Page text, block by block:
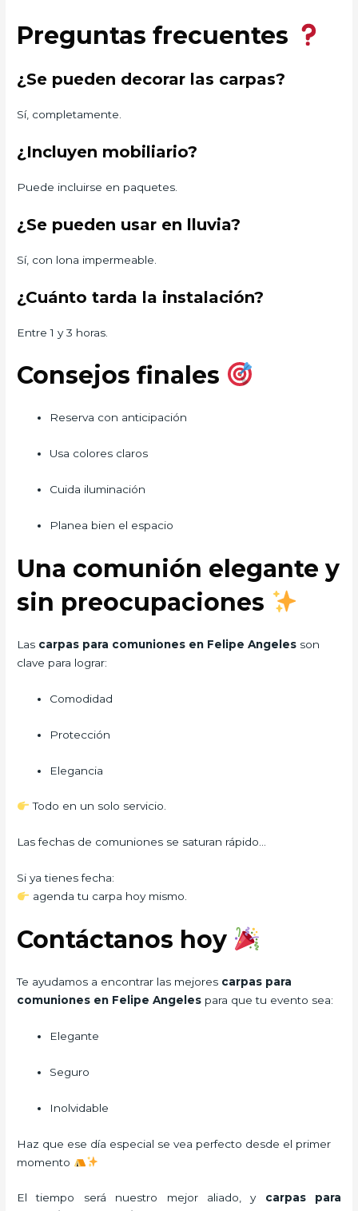
Preguntas frecuentes
¿Se pueden decorar las carpas?
Sí, completamente.
¿Incluyen mobiliario?
Puede incluirse en paquetes.
¿Se pueden usar en lluvia?
Sí, con lona impermeable.
¿Cuánto tarda la instalación?
Entre 1 y 3 horas.
Consejos finales
Reserva con anticipación
Usa colores claros
Cuida iluminación
Planea bien el espacio
Una comunión elegante y
sin preocupaciones
Las carpas para comuniones en Felipe Angeles son
clave para lograr:
Comodidad
Protección
Elegancia
Todo en un solo servicio.
Las fechas de comuniones se saturan rápido…
Si ya tienes fecha:
agenda tu carpa hoy mismo.
Contáctanos hoy
Te ayudamos a encontrar las mejores carpas para
comuniones en Felipe Angeles para que tu evento sea:
Elegante
Seguro
Inolvidable
Haz que ese día especial se vea perfecto desde el primer
momento
El tiempo será nuestro mejor aliado, y carpas para